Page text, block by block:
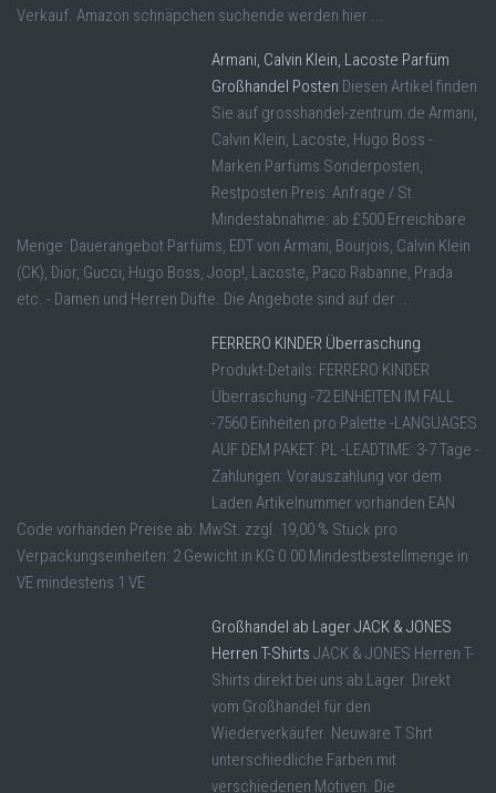
Verkauf. Amazon schnäpchen suchende werden hier ...
Armani, Calvin Klein, Lacoste Parfüm
Großhandel Posten Diesen Artikel finden
Sie auf grosshandel-zentrum.de Armani,
Calvin Klein, Lacoste, Hugo Boss -
Marken Parfüms Sonderposten,
Restposten Preis: Anfrage / St.
Mindestabnahme: ab £500 Erreichbare
Menge: Dauerangebot Parfüms, EDT von Armani, Bourjois, Calvin Klein
(CK), Dior, Gucci, Hugo Boss, Joop!, Lacoste, Paco Rabanne, Prada
etc. - Damen und Herren Düfte. Die Angebote sind auf der ...
FERRERO KINDER Überraschung
Produkt-Details: FERRERO KINDER
Überraschung -72 EINHEITEN IM FALL
-7560 Einheiten pro Palette -LANGUAGES
AUF DEM PAKET: PL -LEADTIME: 3-7 Tage -
Zahlungen: Vorauszahlung vor dem
Laden Artikelnummer vorhanden EAN
Code vorhanden Preise ab: MwSt. zzgl. 19,00 % Stück pro
Verpackungseinheiten: 2 Gewicht in KG 0.00 Mindestbestellmenge in
VE mindestens 1 VE
Großhandel ab Lager JACK & JONES
Herren T-Shirts JACK & JONES Herren T-
Shirts direkt bei uns ab Lager. Direkt
vom Großhandel für den
Wiederverkäufer. Neuware T Shrt
unterschiedliche Farben mit
verschiedenen Motiven. Die